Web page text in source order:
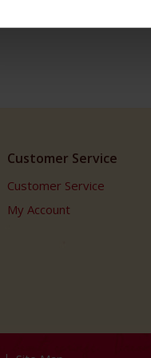
Customer Service
Customer Service
My Account